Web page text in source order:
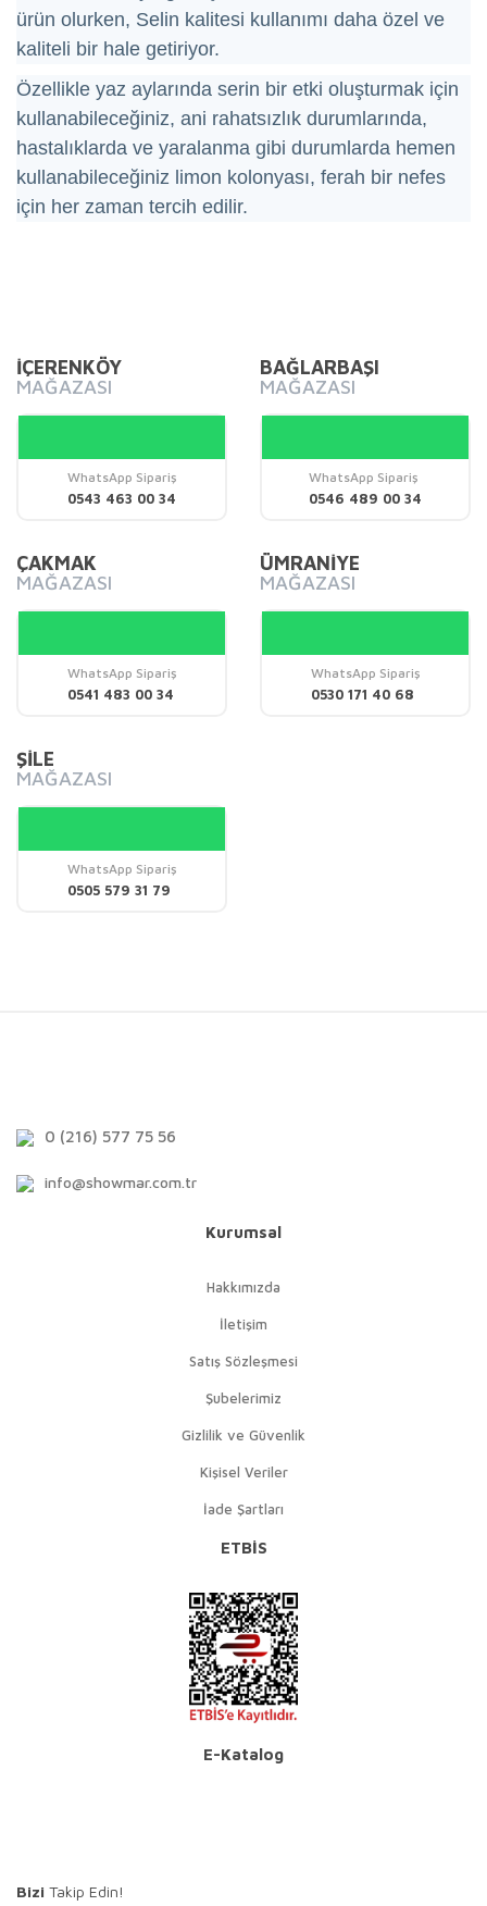
ürün olurken, Selin kalitesi kullanımı daha özel ve
kaliteli bir hale getiriyor.
Özellikle yaz aylarında serin bir etki oluşturmak için
kullanabileceğiniz, ani rahatsızlık durumlarında,
hastalıklarda ve yaralanma gibi durumlarda hemen
kullanabileceğiniz limon kolonyası, ferah bir nefes
için her zaman tercih edilir.
Yorum Yaz
Görüş ve önerileriniz için teşekkür ederiz.
Ürün resmi kalitesiz, bozuk veya görüntülenemiyor.
Ürün bilgilerinde hatalar bulunuyor.
Ürün fiyatı diğer sitelerden daha pahalı.
İÇERENKÖY
MAĞAZASI
WhatsApp Sipariş
0543 463 00 34
BAĞLARBAŞI
MAĞAZASI
WhatsApp Sipariş
0546 489 00 34
ÇAKMAK
MAĞAZASI
WhatsApp Sipariş
0541 483 00 34
ÜMRANİYE
MAĞAZASI
WhatsApp Sipariş
0530 171 40 68
ŞİLE
MAĞAZASI
WhatsApp Sipariş
0505 579 31 79
0 (216) 577 75 56
info@showmar.com.tr
Kurumsal
Hakkımızda
İletişim
Satış Sözleşmesi
Şubelerimiz
Gizlilik ve Güvenlik
Kişisel Veriler
İade Şartları
ETBİS
E-Katalog
Bizi Takip Edin!